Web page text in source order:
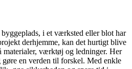
i et værksted eller blot har
derhjemme, kan det hurtigt blive
materialer, værktøj og ledninger. Her
en verden til forskel. Med enkle